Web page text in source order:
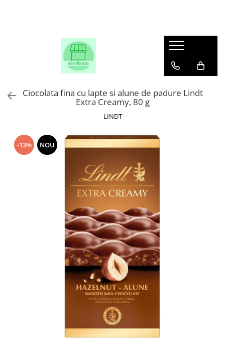
Ciocolata fina cu lapte si alune de padure Lindt
Extra Creamy, 80 g
LINDT
-13% NOU